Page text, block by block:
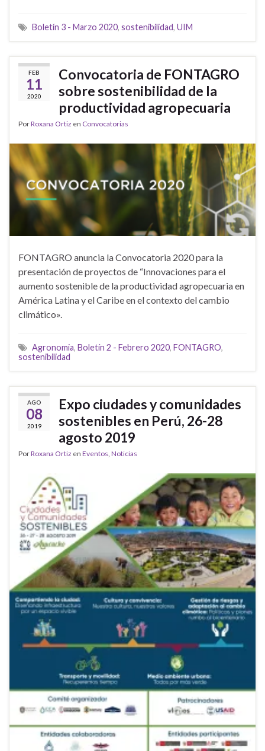
Boletín 3 - Marzo 2020, sostenibilidad, UIM
FEB
11
2020
Convocatoria de FONTAGRO
sobre sostenibilidad de la
productividad agropecuaria
PorRoxana Ortiz en Convocatorias
FONTAGRO anuncia la Convocatoria 2020 para la
presentación de proyectos de “Innovaciones para el
aumento sostenible de la productividad agropecuaria en
América Latina y el Caribe en el contexto del cambio
climático».
Agronomia, Boletín 2 - Febrero 2020, FONTAGRO,
sostenibilidad
AGO
08
2019
Expo ciudades y comunidades
sostenibles en Perú, 26-28
agosto 2019
PorRoxana Ortiz en Eventos, Noticias